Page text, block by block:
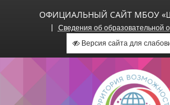
ОФИЦИАЛЬНЫЙ САЙТ МБОУ
Сведения об образовательной
Версия сайта для